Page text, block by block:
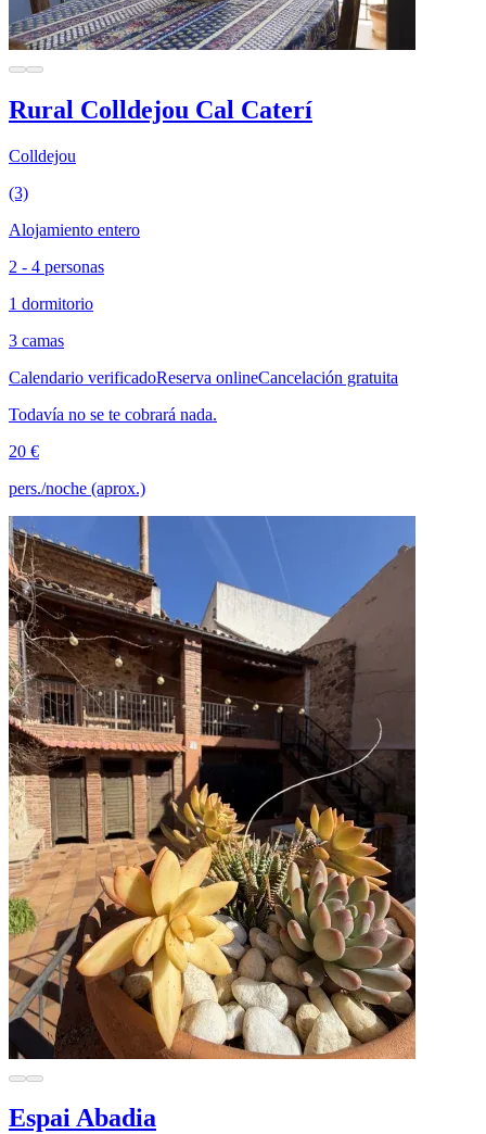
Rural Colldejou Cal Caterí
Colldejou
(3)
Alojamiento entero
2 - 4 personas
1 dormitorio
3 camas
Calendario verificadoReserva onlineCancelación gratuita
Todavía no se te cobrará nada.
20 €
pers./noche (aprox.)
Espai Abadia